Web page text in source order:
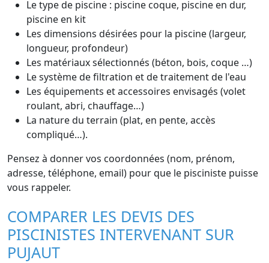
Le type de piscine : piscine coque, piscine en dur,
piscine en kit
Les dimensions désirées pour la piscine (largeur,
longueur, profondeur)
Les matériaux sélectionnés (béton, bois, coque …)
Le système de filtration et de traitement de l'eau
Les équipements et accessoires envisagés (volet
roulant, abri, chauffage…)
La nature du terrain (plat, en pente, accès
compliqué…).
Pensez à donner vos coordonnées (nom, prénom,
adresse, téléphone, email) pour que le pisciniste puisse
vous rappeler.
COMPARER LES DEVIS DES
PISCINISTES INTERVENANT SUR
PUJAUT